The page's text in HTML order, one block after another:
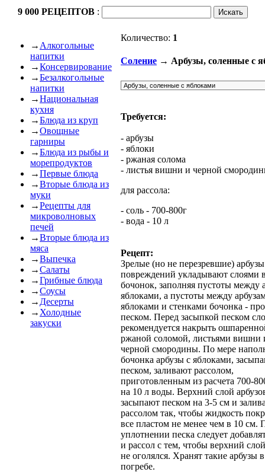
9 000 РЕЦЕПТОВ :
→ Алкогольные
напитки
→Консервирование
→Безалкогольные
напитки
→Национальная
кухня
→Блюда из круп
→Овощные
гарниры
→Блюда из рыбы и
морепродуктов
→Первые блюда
→Вторые блюда из
муки
→Рецепты для
микроволновых
печей
→Вторые блюда из
мяса
→Выпечка
→Салаты
→Грибные блюда
→Соусы
→ Десерты
→ Холодные
закуски
Количество: 1
Соление → Арбузы, соленные с
Требуется:
- арбузы
- яблоки
- ржаная солома
- листья вишни и черной
для рассола:
- соль - 700-800г
- вода - 10 л
Рецепт:
Зрелые (но не перезревшие) арбузы
повреждений укладывают слоями
бочонок, заполняя пустоты между
яблоками, а пустоты между
яблоками и стенками бочонка -
песком. Перед засыпкой песком
рекомендуется накрыть
ржаной соломой, листьями вишни
черной смородины. По мере
бочонка арбузы с яблоками,
песком, заливают рассолом,
приготовленным из расчета 700-
на 10 л воды. Верхний слой
засыпают песком на 3-5 см и
рассолом так, чтобы жидкость
все пластом не менее чем в 10 см.
уплотнении песка следует
и рассол с тем, чтобы верхний
не оголялся. Хранят такие арбузы в
погребе.